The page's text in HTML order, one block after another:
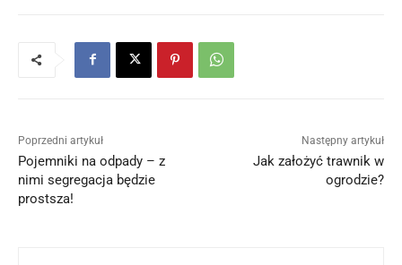
Poprzedni artykuł
Pojemniki na odpady – z
nimi segregacja będzie
prostsza!
Następny artykuł
Jak założyć trawnik w
ogrodzie?